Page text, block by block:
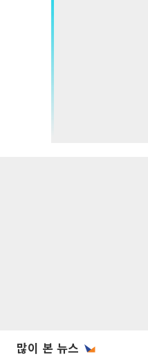
많이 본 뉴스